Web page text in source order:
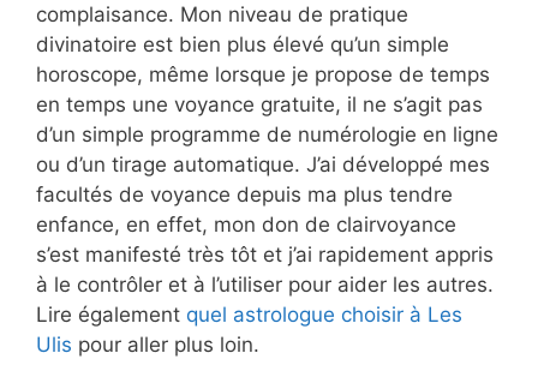
complaisance. Mon niveau de pratique
divinatoire est bien plus élevé qu’un simple
horoscope, même lorsque je propose de temps
en temps une voyance gratuite, il ne s’agit pas
d’un simple programme de numérologie en ligne
ou d’un tirage automatique. J’ai développé mes
facultés de voyance depuis ma plus tendre
enfance, en effet, mon don de clairvoyance
s’est manifesté très tôt et j’ai rapidement appris
à le contrôler et à l’utiliser pour aider les autres.
Lire également quel astrologue choisir à Les
Ulis pour aller plus loin.